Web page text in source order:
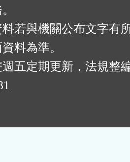
若與機關公布文字有
料為準。
五定期更新，法規整